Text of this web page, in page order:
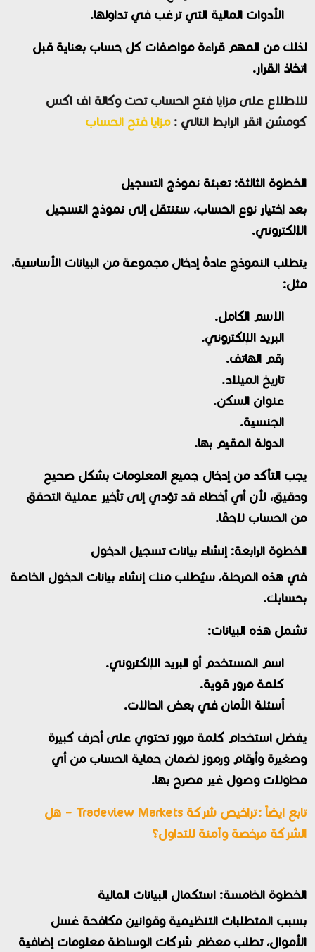
الأدوات المالية التي ترغب في تداولها.
لذلك من المهم قراءة مواصفات كل حساب بعناية قبل
اتخاذ القرار.
للاطلاع على مزايا فتح الحساب تحت وكالة اف اكس
كومشن انقر الرابط التالي :مزايا فتح الحساب
الخطوة الثالثة: تعبئة نموذج التسجيل
بعد اختيار نوع الحساب، ستنتقل إلى نموذج التسجيل
الإلكتروني.
يتطلب النموذج عادةً إدخال مجموعة من البيانات الأساسية،
مثل:
الاسم الكامل.
البريد الإلكتروني.
رقم الهاتف.
تاريخ الميلاد.
عنوان السكن.
الجنسية.
الدولة المقيم بها.
يجب التأكد من إدخال جميع المعلومات بشكل صحيح
ودقيق، لأن أي أخطاء قد تؤدي إلى تأخير عملية التحقق
من الحساب لاحقًا.
الخطوة الرابعة: إنشاء بيانات تسجيل الدخول
في هذه المرحلة، سيُطلب منك إنشاء بيانات الدخول الخاصة
بحسابك.
تشمل هذه البيانات:
اسم المستخدم أو البريد الإلكتروني.
كلمة مرور قوية.
أسئلة الأمان في بعض الحالات.
يفضل استخدام كلمة مرور تحتوي على أحرف كبيرة
وصغيرة وأرقام ورموز لضمان حماية الحساب من أي
محاولات وصول غير مصرح بها.
تابع ايضاً :
تراخيص شركة Tradeview Markets – هل
الشركة مرخصة وآمنة للتداول؟
الخطوة الخامسة: استكمال البيانات المالية
بسبب المتطلبات التنظيمية وقوانين مكافحة غسل
الأموال، تطلب معظم شركات الوساطة معلومات إضافية